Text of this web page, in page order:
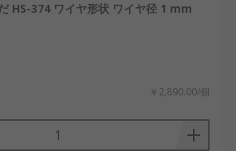
HS-374 ワイヤ形状 ワイヤ径 1 mm
￥2,890.00/個